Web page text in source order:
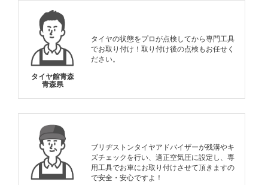
タイヤ館青森
青森県
タイヤの状態をプロが点検してから専門工具
でお取り付け！取り付け後の点検もお任せく
ださい。
ブリヂストンタイヤアドバイザーが残溝やキ
ズチェックを行い、適正空気圧に設定し、専
用工具でお車にお取り付けさせて頂きますの
で安全・安心ですよ！